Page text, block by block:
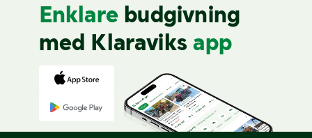
Enklare budgivning
med Klaraviks app